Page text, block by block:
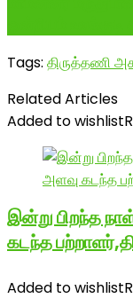
Tags: திருத்தணி
Related Articles
Added to wishlist
இன்று பிறந்த
கடந்த
Added to wishlist